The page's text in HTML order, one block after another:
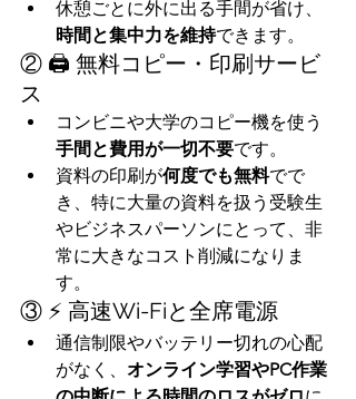
休憩ごとに外に出る手間が省け、
時間と集中力を維持できます。
② 🖨️ 無料コピー・印刷サービ
ス
コンビニや大学のコピー機を使う
手間と費用が一切不要です。
資料の印刷が何度でも無料でで
き、特に大量の資料を扱う受験生
やビジネスパーソンにとって、非
常に大きなコスト削減になりま
す。
③ ⚡ 高速Wi-Fiと全席電源
通信制限やバッテリー切れの心配
がなく、 オンライン学習やPC作業